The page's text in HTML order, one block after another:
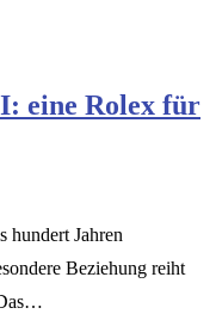
eine Rolex für
hundert Jahren
Beziehung reiht